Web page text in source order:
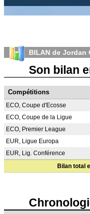
BILAN de Jordan
Son bilan
Compétitions
ECO, Coupe d'Ecosse
ECO, Coupe de la Ligue
ECO, Premier League
EUR, Ligue Europa
EUR, Lig. Conférence
Bilan total